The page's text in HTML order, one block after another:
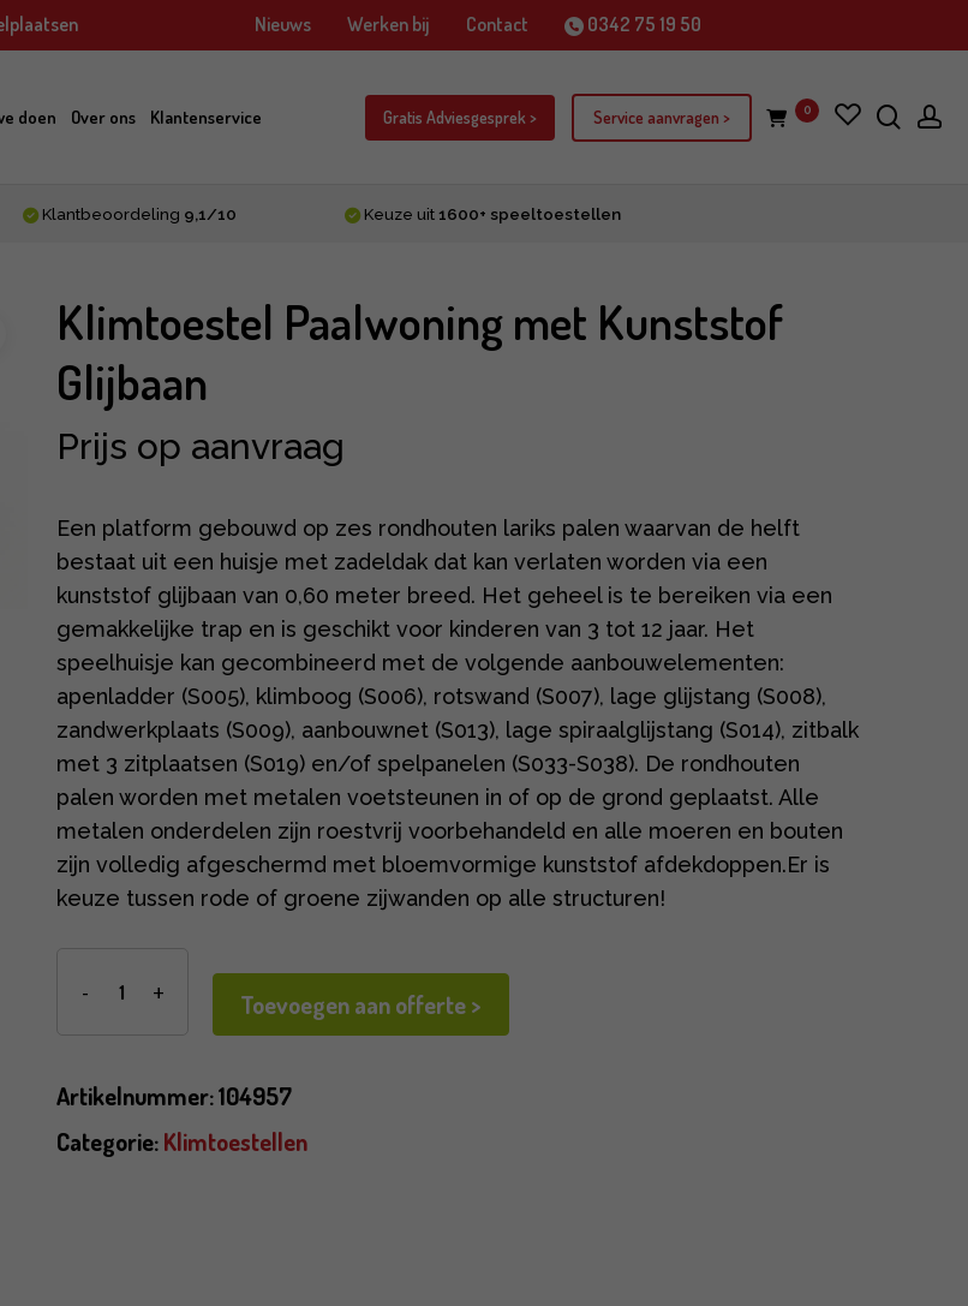
Nieuws Werken bij Contact 0342 75 19 50
doen Over ons Klantenservice Gratis Adviesgesprek > Service aanvragen > 0item
Klantbeoordeling 9,1/10 Keuze uit1600+ speeltoestellen
Klimtoestel Paalwoning met Kunststof
Glijbaan
Prijs op aanvraag
Een platform gebouwd op zes rondhouten lariks palen waarvan de helft
bestaat uit een huisje met zadeldak dat kan verlaten worden via een
kunststof glijbaan van 0,60 meter breed. Het geheel is te bereiken via een
gemakkelijke trap en is geschikt voor kinderen van 3 tot 12 jaar. Het
speelhuisje kan gecombineerd met de volgende aanbouwelementen:
apenladder (S005), klimboog (S006), rotswand (S007), lage glijstang (S008),
zandwerkplaats (S009), aanbouwnet (S013), lage spiraalglijstang (S014), zitbalk
met 3 zitplaatsen (S019) en/of spelpanelen (S033-S038). De rondhouten
palen worden met metalen voetsteunen in of op de grond geplaatst. Alle
metalen onderdelen zijn roestvrij voorbehandeld en alle moeren en bouten
zijn volledig afgeschermd met bloemvormige kunststof afdekdoppen.Er is
keuze tussen rode of groene zijwanden op alle structuren!
Toevoegen aan offerte >
Artikelnummer:104957
Categorie:Klimtoestellen